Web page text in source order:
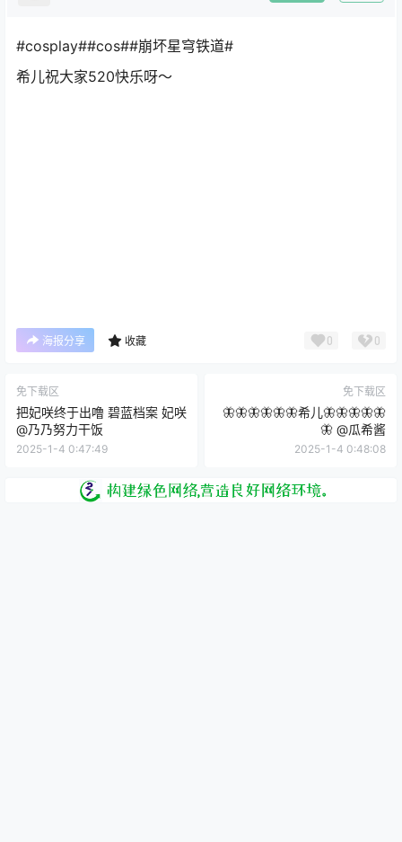
#cosplay##cos##崩坏星穹铁道#
希儿祝大家520快乐呀～
海报分享 收藏 0 0
免下载区
把妃咲终于出噜 碧蓝档案 妃咲
@乃乃努力干饭
2025-1-4 0:47:49
免下载区
🦋🦋🦋🦋🦋🦋希儿🦋🦋🦋🦋🦋
🦋 ​​​@瓜希酱
2025-1-4 0:48:08